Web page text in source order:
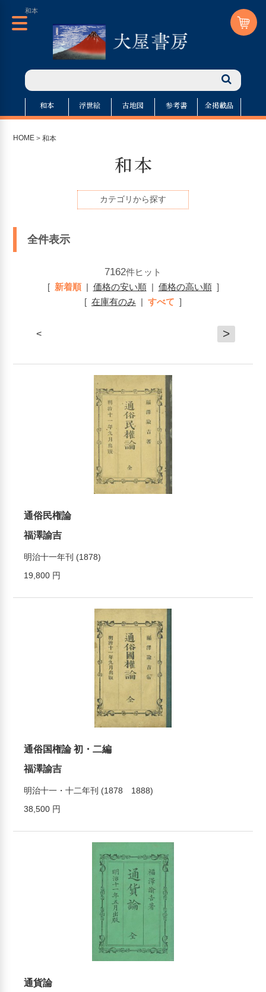
和本
和本 浮世絵 古地図 参考書 全掲載品
HOME >和本
和本
カテゴリから探す
全件表示
7162件ヒット
[ 新着順| 価格の安い順| 価格の高い順]
[ 在庫有のみ | すべて ]
< >
通俗民権論
福澤諭吉
明治十一年刊 (1878)
19,800 円
通俗国権論 初・二編
福澤諭吉
明治十一・十二年刊 (1878 1888)
38,500 円
通貨論